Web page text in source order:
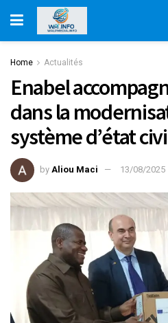
Home Actualités
Enabel
dans la
système d’état
by Aliou Maci 13/08/2025